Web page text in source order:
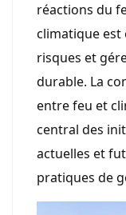
réactions du
climatique est
risques et
durable. La
entre feu et
central des
actuelles et
pratiques de